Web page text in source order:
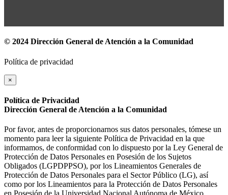
© 2024 Dirección General de Atención a la Comunidad
Política de privacidad
×
Política de Privacidad
Dirección General de Atención a la Comunidad
Por favor, antes de proporcionarnos sus datos personales, tómese un
momento para leer la siguiente Política de Privacidad en la que
informamos, de conformidad con lo dispuesto por la Ley General de
Protección de Datos Personales en Posesión de los Sujetos
Obligados (LGPDPPSO), por los Lineamientos Generales de
Protección de Datos Personales para el Sector Público (LG), así
como por los Lineamientos para la Protección de Datos Personales